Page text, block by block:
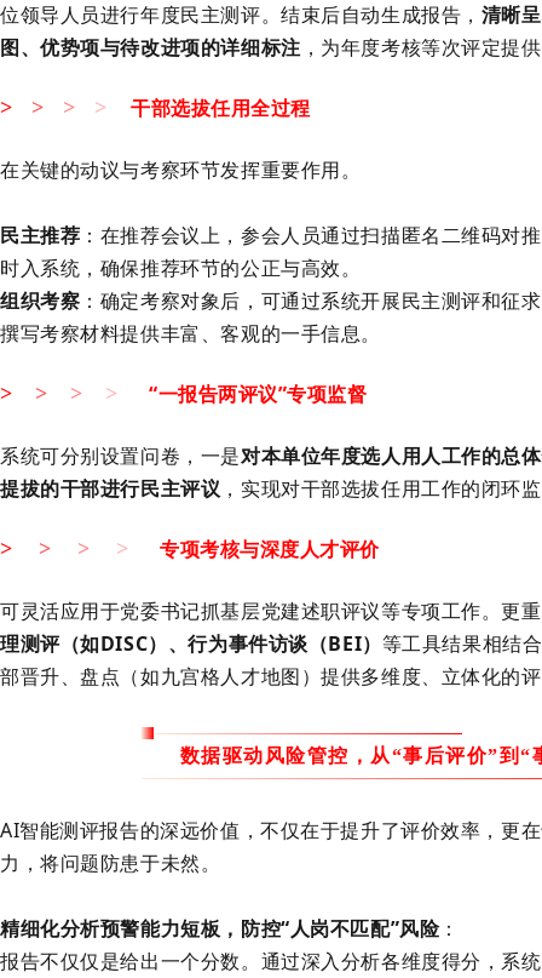
位领导人员进行年度民主测评。结束后自动生成报告， 清晰
图、优势项与待改进项的详细标注 ，为年度考核等次评定提
> > > > 干部选拔任用全过程
在关键的动议与考察环节发挥重要作用。
民主推荐 ：在推荐会议上，参会人员通过扫描匿名二维码对
时入系统，确保推荐环节的公正与高效。
组织考察 ：确定考察对象后，可通过系统开展民主测评和征
撰写考察材料提供丰富、客观的一手信息。
> > > > “一报告两评议”专项监督
系统可分别设置问卷，一是对本单位年度选人用人工作的总
提拔的干部进行民主评议 ，实现对干部选拔任用工作的闭环
> > > > 专项考核与深度人才评价
可灵活应用于党委书记抓基层党建述职评议等专项工作。更
理测评（如DISC）、行为事件访谈（BEI） 等工具结果相结
部晋升、盘点（如九宫格人才地图）提供多维度、立体化的
数据驱动风险管控，从“事后评价”到“
AI智能测评报告的深远价值，不仅在于提升了评价效率，更
力，将问题防患于未然。
精细化分析预警能力短板，防控“人岗不匹配”风险：
报告不仅仅是给出一个分数。通过深入分析各维度得分，系